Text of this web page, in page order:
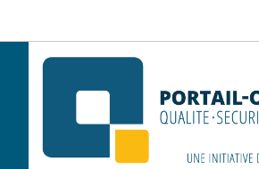
la
navigation
contenu